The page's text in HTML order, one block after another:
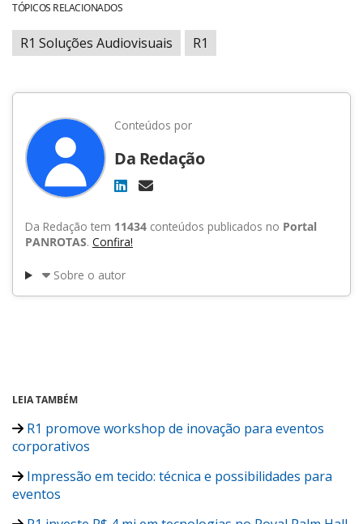
TÓPICOS RELACIONADOS
R1 Soluções Audiovisuais R1
Conteúdos por
Da Redação
Da Redação tem 11434 conteúdos publicados no Portal
PANROTAS. Confira!
Sobre o autor
LEIA TAMBÉM
R1 promove workshop de inovação para eventos
corporativos
Impressão em tecido: técnica e possibilidades para
eventos